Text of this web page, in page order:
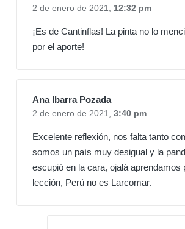
2 de enero de 2021, 12:32 pm
¡Es de Cantinflas! La pinta no lo
por el aporte!
Ana Ibarra Pozada
2 de enero de 2021, 3:40 pm
Excelente reflexión, nos falta tanto
somos un país muy desigual y la
escupió en la cara, ojalá aprendamos
lección, Perú no es Larcomar.